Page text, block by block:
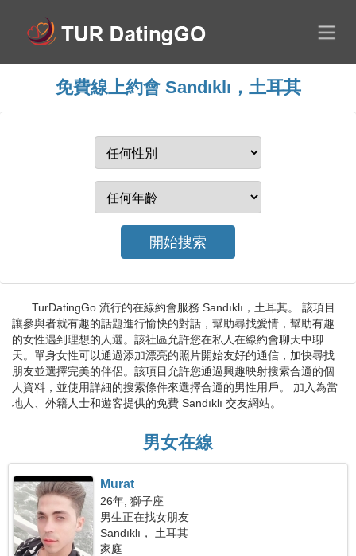
免費線上約會 Sandıklı，土耳其
TurDatingGo 流行的在線約會服務 Sandıklı，土耳其。 該項目
讓參與者就有趣的話題進行愉快的對話，幫助尋找愛情，幫助有趣
的女性遇到理想的人選。該社區允許您在私人在線約會聊天中聊
天。單身女性可以通過添加漂亮的照片開始友好的通信，加快尋找
朋友並選擇完美的伴侶。該項目允許您通過興趣映射搜索合適的個
人資料，並使用詳細的搜索條件來選擇合適的男性用戶。 加入為當
地人、外籍人士和遊客提供的免費 Sandıklı 交友網站。
男女在線
Murat
26年, 獅子座
男生正在找女朋友
Sandıklı， 土耳其
家庭